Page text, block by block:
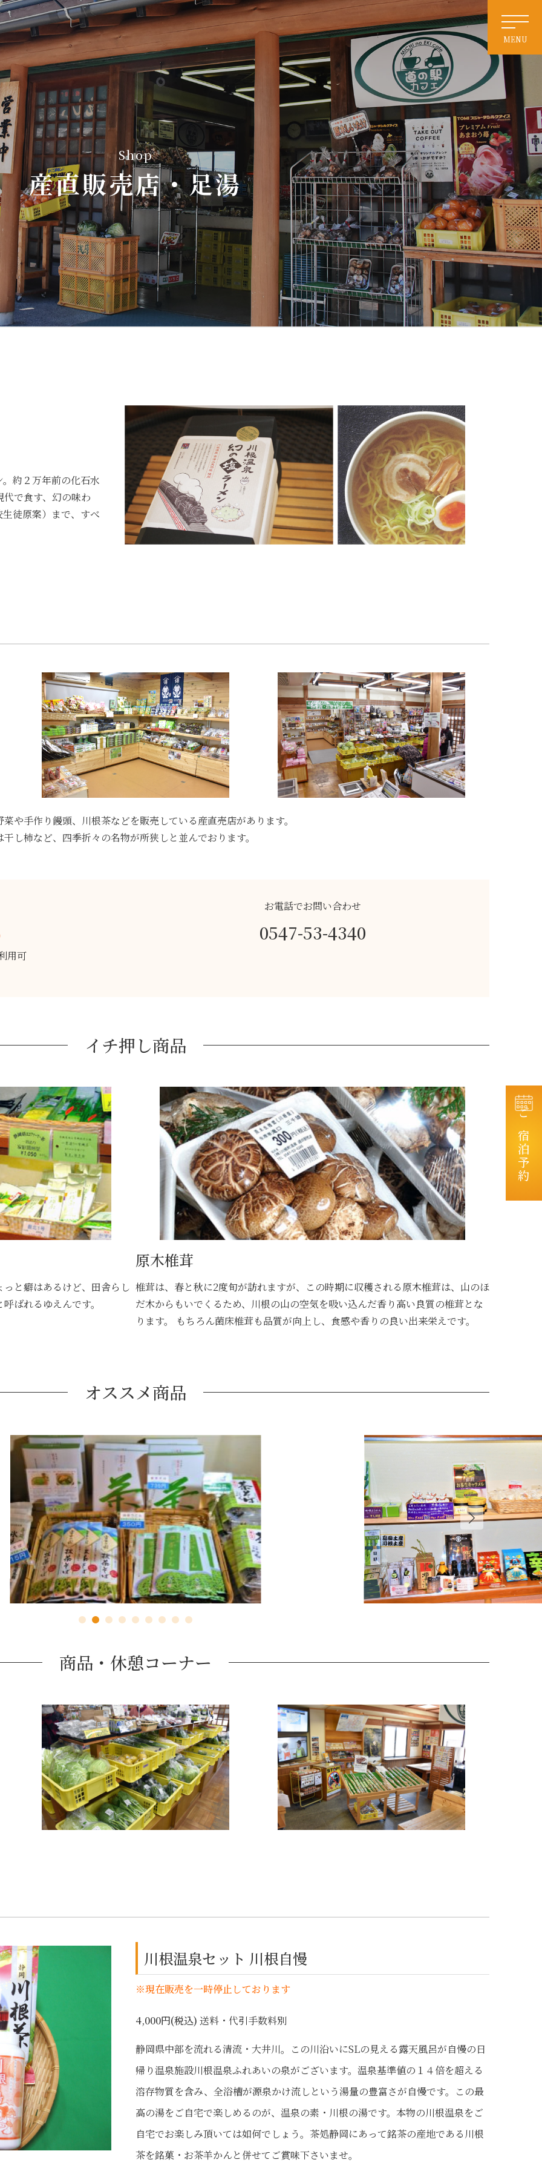
ご宿泊予約
産直販売店・足湯
約２万年前の化石水
で食す、幻の味わ
徒原案）まで、すべ
や手作り饅頭、川根茶などを販売している産直売店があります。
し柿など、四季折々の名物が所狭しと並んでおります。
用可
お電話でお問い合わせ
0547-53-4340
イチ押し商品
と癖はあるけど、田舎らし
ばれるゆえんです。
原木椎茸
椎茸は、春と秋に2度旬が訪れますが、この時期に収穫される原木椎茸は、山のほ
だ木からもいでくるため、川根の山の空気を吸い込んだ香り高い良質の椎茸とな
ります。 もちろん菌床椎茸も品質が向上し、食感や香りの良い出来栄えです。
オススメ商品
商品・休憩コーナー
川根温泉セット 川根自慢
※現在販売を一時停止しております
4,000円(税込) 送料・代引手数料別
静岡県中部を流れる清流・大井川。この川沿いにSLの見える露天風呂が自慢の日
帰り温泉施設川根温泉ふれあいの泉がございます。温泉基準値の１４倍を超える
溶存物質を含み、全浴槽が源泉かけ流しという湯量の豊富さが自慢です。この最
高の湯をご自宅で楽しめるのが、温泉の素・川根の湯です。本物の川根温泉をご
自宅でお楽しみ頂いては如何でしょう。茶処静岡にあって銘茶の産地である川根
茶を銘菓・お茶羊かんと併せてご賞味下さいませ。